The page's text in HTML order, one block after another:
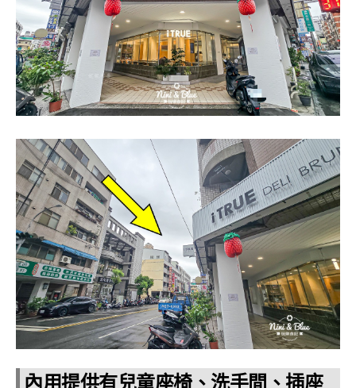
內用提供有兒童座椅、洗手間、插座